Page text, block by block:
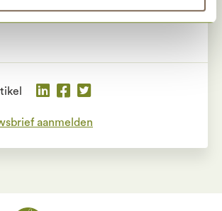
aanmelden